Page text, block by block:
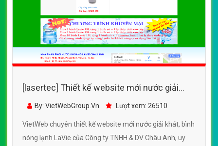
[lasertec] Thiết kế website mới nước giải
khát, bình nóng lạnh LaVie của Công ty TNHH
By: VietWebGroup.Vn Lượt xem: 26510
VietWeb chuyên thiết kế website mới nước giải khát, bình
nóng lạnh LaVie của Công ty TNHH & DV Châu Anh, uy